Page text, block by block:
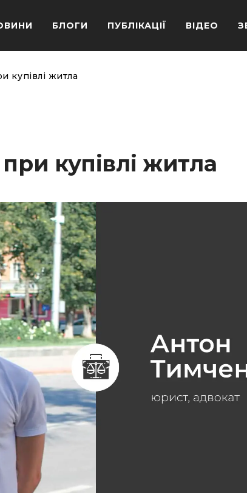
БЛОГИ ПУБЛІКАЦІЇ ВІДЕО
купівлі житла
купівлі житла